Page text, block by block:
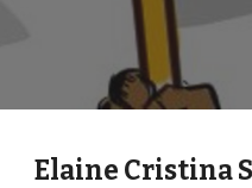
Elaine Cristina